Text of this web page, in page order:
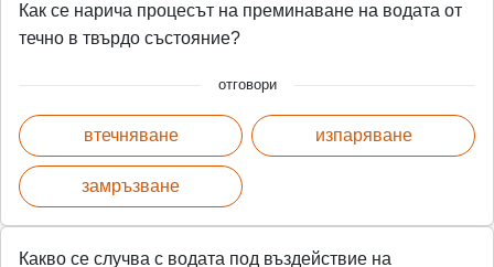
Как се нарича процесът на преминаване на водата от
течно в твърдо състояние?
отговори
втечняване
замръзване
изпаряване
Какво се случва с водата под въздействие на